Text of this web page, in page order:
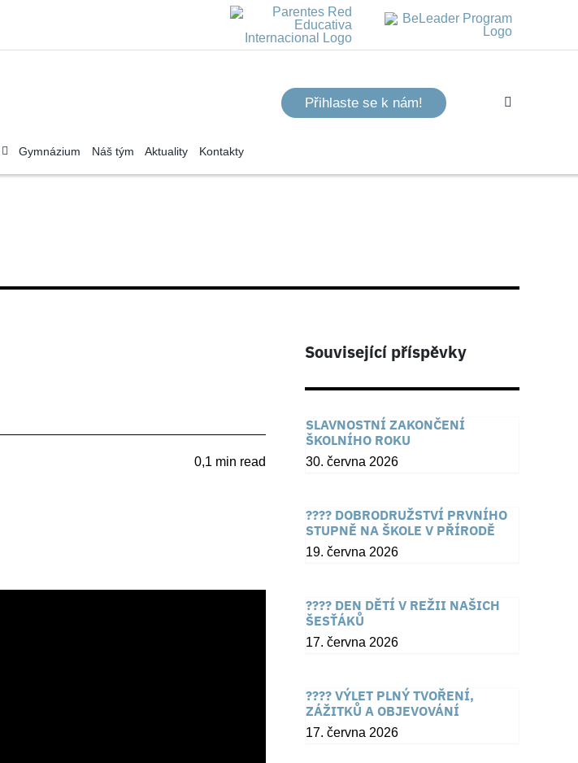
Přihlaste se k nám!
Gymnázium Náš tým Aktuality Kontakty
0,1 min read
Související příspěvky
SLAVNOSTNÍ ZAKONČENÍ
ŠKOLNÍHO ROKU
30. června 2026
???? DOBRODRUŽSTVÍ PRVNÍHO
STUPNĚ NA ŠKOLE V PŘÍRODĚ
19. června 2026
???? DEN DĚTÍ V REŽII NAŠICH
ŠESŤÁKŮ
17. června 2026
???? VÝLET PLNÝ TVOŘENÍ,
ZÁŽITKŮ A OBJEVOVÁNÍ
17. června 2026